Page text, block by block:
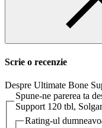
Scrie o recenzie
Despre Ultimate Bone
Spune-ne parerea ta
Support 120 tbl, Solgar
Rating-ul